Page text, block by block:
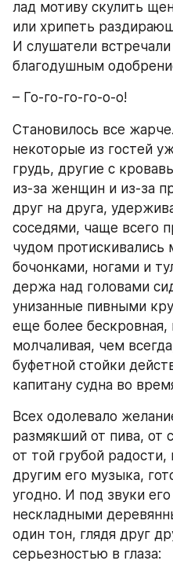
лад мотиву скулить
или хрипеть
И слушатели
благодушным
– Го-го-го-го-о-о!
Становилось все
некоторые из гостей
грудь, другие с
из-за женщин и из-за
друг на друга,
соседями, чаще всего
чудом
бочонками, ногами и
держа над головами
унизанные пивными
еще более бескровная,
молчаливая, чем
буфетной стойки
капитану судна во
Всех одолевало
размякший от пива, от
от той грубой
другим его музыка,
угодно. И под звуки
нескладными
один тон, глядя друг
серьезностью в глаза: